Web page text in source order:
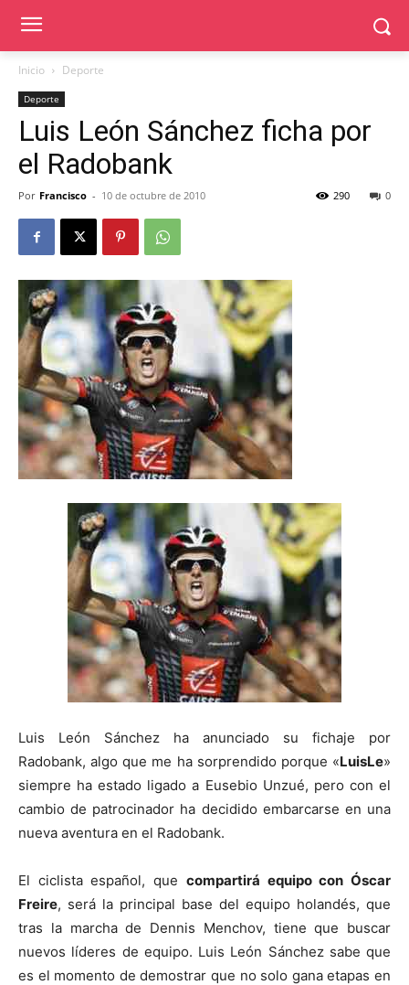
Inicio Deporte
Deporte
Luis León Sánchez ficha por
el Radobank
Por Francisco - 10 de octubre de 2010 0
290
Luis León Sánchez ha anunciado su fichaje por
Radobank, algo que me ha sorprendido porque «LuisLe»
siempre ha estado ligado a Eusebio Unzué, pero con el
cambio de patrocinador ha decidido embarcarse en una
nueva aventura en el Radobank.
El ciclista español, que compartirá equipo con Óscar
Freire, será la principal base del equipo holandés, que
tras la marcha de Dennis Menchov, tiene que buscar
nuevos líderes de equipo. Luis León Sánchez sabe que
es el momento de demostrar que no solo gana etapas en